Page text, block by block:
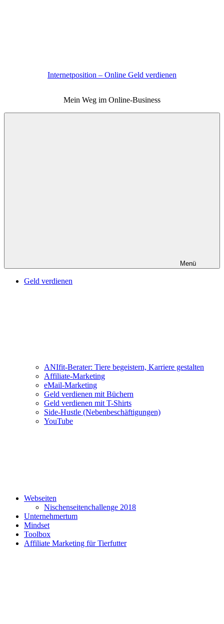
Internetposition – Online Geld verdienen
Mein Weg im Online-Business
Menü
Geld verdienen
ANIfit-Berater: Tiere begeistern, Karriere gestalten
Affiliate-Marketing
eMail-Marketing
Geld verdienen mit Büchern
Geld verdienen mit T-Shirts
Side-Hustle (Nebenbeschäftigungen)
YouTube
Webseiten
Nischenseitenchallenge 2018
Unternehmertum
Mindset
Toolbox
Affiliate Marketing für Tierfutter